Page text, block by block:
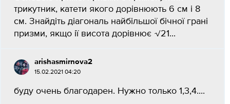
трикутник, катети якого дорівнюють 6 см і 8
см. Знайдіть діагональ найбільшої бічної грані
призми, якщо ії висота дорівнює √21...
arishasmirnova2
15.02.2021 04:20
буду очень благодарен. Нужно только 1,3,4....